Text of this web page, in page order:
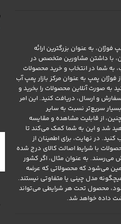
به عنوان بزرگترین ارائه
با داشتن مشاورین متخصص در
به شما در انتخاب و خرید محصولات
پمپ به عنوان مرکز بازار پمپ آب
به صورت آنلاین محصولات را بخرید و
و ارسال، دریافت کنید. این امر
سریع‌تر نسبت به سایر
از قابلیت مشاهده و مقایسه
شد و این به شما کمک می‌کند تا
در نهایت، برای اطمینان از
با شرایط اصالت کالای درج شده
به عنوان مثال، اگر کشور
می‌شود که محصولاتی که عرضه
مدل چینی یا متفاوتی نیستند.
محصول تحت هر شرایطی می‌تواند
داده خواهد شد.